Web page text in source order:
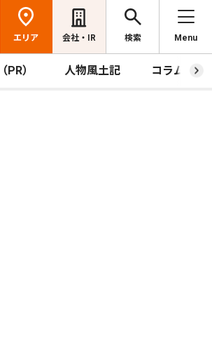
エリア 会社・IR 検索 Menu
） 人物風土記 コラム